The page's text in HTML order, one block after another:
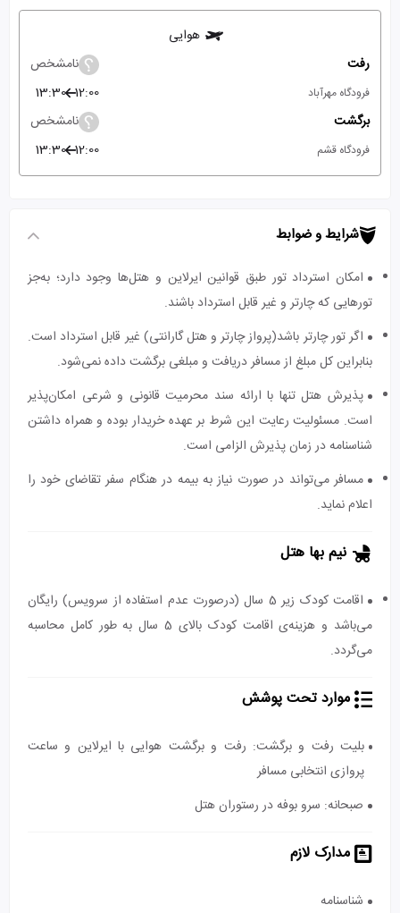
هوایی
رفت
نامشخص
فرودگاه مهرآباد 12:00
13:30
برگشت
نامشخص
فرودگاه قشم 12:00
13:30
شرایط و ضوابط
امکان استرداد تور طبق قوانین ایرلاین و هتل‌ها وجود دارد؛ به‌جز
تورهایی که چارتر و غیر قابل استرداد باشند.
اگر تور چارتر باشد(پرواز چارتر و هتل گارانتی) غیر قابل استرداد است.
بنابراین کل مبلغ از مسافر دریافت و مبلغی برگشت داده نمی‌شود.
پذیرش هتل تنها با ارائه سند محرمیت قانونی و شرعی امکان‌پذیر
است. مسئولیت رعایت این شرط بر عهده خریدار بوده و همراه داشتن
شناسنامه در زمان پذیرش الزامی است.
مسافر می‌تواند در صورت نیاز به بیمه در هنگام سفر تقاضای خود را
اعلام نماید.
نیم بها هتل
اقامت کودک زیر 5 سال (درصورت عدم استفاده از سرویس) رایگان
می‌باشد و هزینه‌ی اقامت کودک بالای 5 سال به طور کامل محاسبه
می‌گردد.
موارد تحت پوشش
بلیت رفت و برگشت: رفت و برگشت هوایی با ایرلاین و ساعت
پروازی انتخابی مسافر
صبحانه: سرو بوفه در رستوران هتل
مدارک لازم
شناسنامه